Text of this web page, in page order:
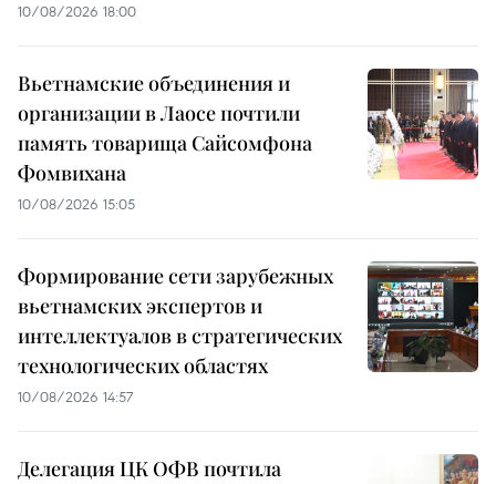
10/08/2026 18:00
Вьетнамские объединения и
организации в Лаосе почтили
память товарища Сайсомфона
Фомвихана
10/08/2026 15:05
Формирование сети зарубежных
вьетнамских экспертов и
интеллектуалов в стратегических
технологических областях
10/08/2026 14:57
Делегация ЦК ОФВ почтила